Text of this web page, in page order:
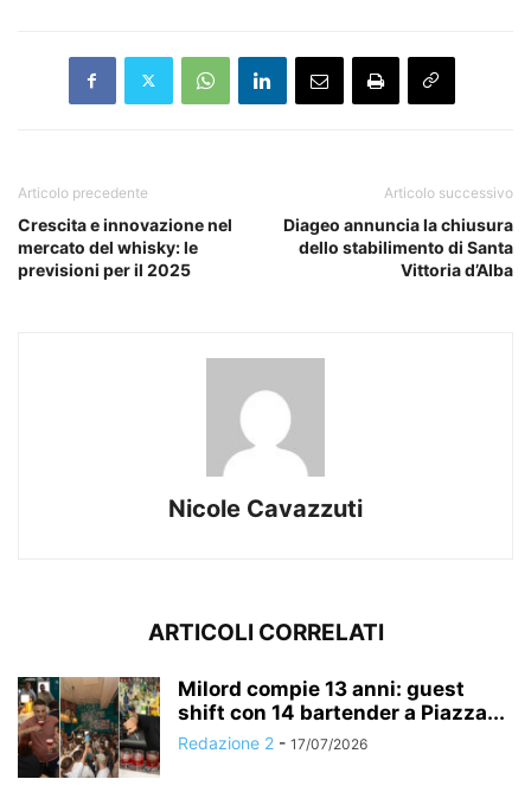
Articolo precedente
Crescita e innovazione nel
mercato del whisky: le
previsioni per il 2025
Articolo successivo
Diageo annuncia la chiusura
dello stabilimento di Santa
Vittoria d’Alba
Nicole Cavazzuti
ARTICOLI CORRELATI
Milord compie 13 anni: guest
shift con 14 bartender a Piazza...
Redazione 2 - 17/07/2026